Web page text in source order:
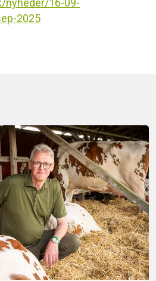
nyheder/16-09-
2025